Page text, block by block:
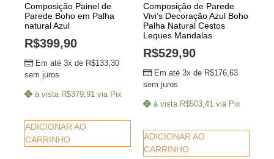
Composição Painel de
Parede Boho em Palha
natural Azul
R$399,90
Em até 3x de R$133,30
sem juros
à vista R$379,91 via Pix
ADICIONAR AO
CARRINHO
Composição de Parede
Vivi’s Decoração Azul Boho
Palha Natural Cestos
Leques Mandalas
R$529,90
Em até 3x de R$176,63
sem juros
à vista R$503,41 via Pix
ADICIONAR AO
CARRINHO